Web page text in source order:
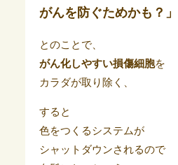
がんを防ぐためかも？」
とのことで、
がん化しやすい損傷細胞を
カラダが取り除く、
すると
色をつくるシステムが
シャットダウンされるので